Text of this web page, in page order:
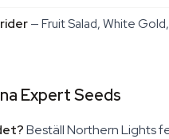
— Fruit Salad, White
Expert Seeds
Beställ Northern Lights